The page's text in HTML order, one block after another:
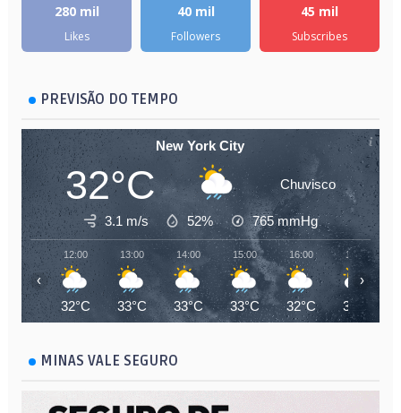
280 mil
Likes
40 mil
Followers
45 mil
Subscribes
PREVISÃO DO TEMPO
New York City
32°C Chuvisco
3.1 m/s 52% 765mmHg
12:00
32°C
13:00
33°C
14:00
33°C
15:00
33°C
16:00
32°C
17:00
32°C
‹ ›
MINAS VALE SEGURO